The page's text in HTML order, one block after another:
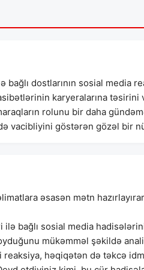
dostlarının sosial media
karyeralarına təsirini
rolunu bir daha
vacibliyini göstərən gözəl bir
əsasən mətn
bağlı sosial media
mükəmməl şəkildə
reaksiya, həqiqətən də təkcə